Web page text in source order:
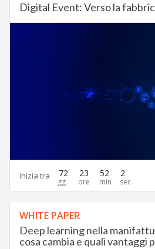
Digital Event: Verso la
Inizia tra 72 23 52 1
WHITE PAPER
Deep learning nella
cosa cambia e quali vantaggi